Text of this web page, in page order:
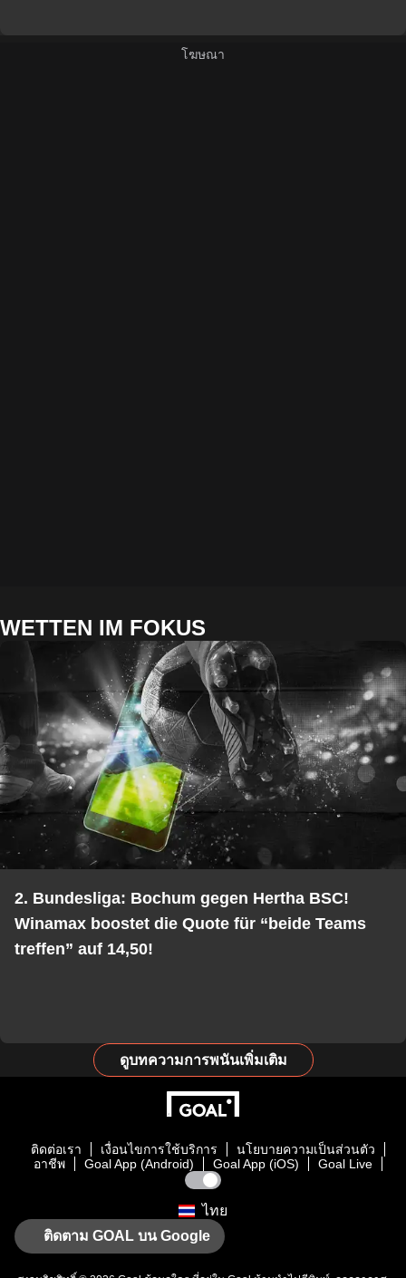
WETTEN IM FOKUS
2. Bundesliga: Bochum gegen Hertha BSC!
Winamax boostet die Quote für “beide Teams
treffen” auf 14,50!
ดูบทความการพนันเพิ่มเติม
ติดต่อเรา เงื่อนไขการใช้บริการ
นโยบายความเป็นส่วนตัว
อาชีพ
Goal App (Android) Goal App (iOS) Goal Live
ไทย
ติดตาม GOAL บน Google